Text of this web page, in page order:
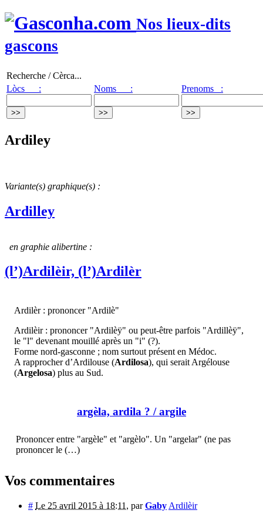
Nos lieux-dits
gascons
Recherche / Cèrca...
Lòcs :
Noms : Prenoms :
Ardiley
Variante(s) graphique(s) :
Ardilley
en graphie alibertine :
(l’)Ardilèir, (l’)Ardilèr
Ardilèr : prononcer "Ardilè"
Ardilèir : prononcer "Ardilèÿ" ou peut-être parfois "Ardillèÿ",
le "l" devenant mouillé après un "i" (?).
Forme nord-gasconne ; nom surtout présent en Médoc.
A rapprocher d’Ardilouse (Ardilosa), qui serait Argélouse
(Argelosa) plus au Sud.
argèla, ardila ? / argile
Prononcer entre "argèle" et "argèlo". Un "argelar" (ne pas
prononcer le (…)
Vos commentaires
# Le 25 avril 2015 à 18:11 , parGaby Ardilèir